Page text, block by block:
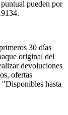
pueden por
30 días
original del
devoluciones
ofertas
"Disponibles hasta